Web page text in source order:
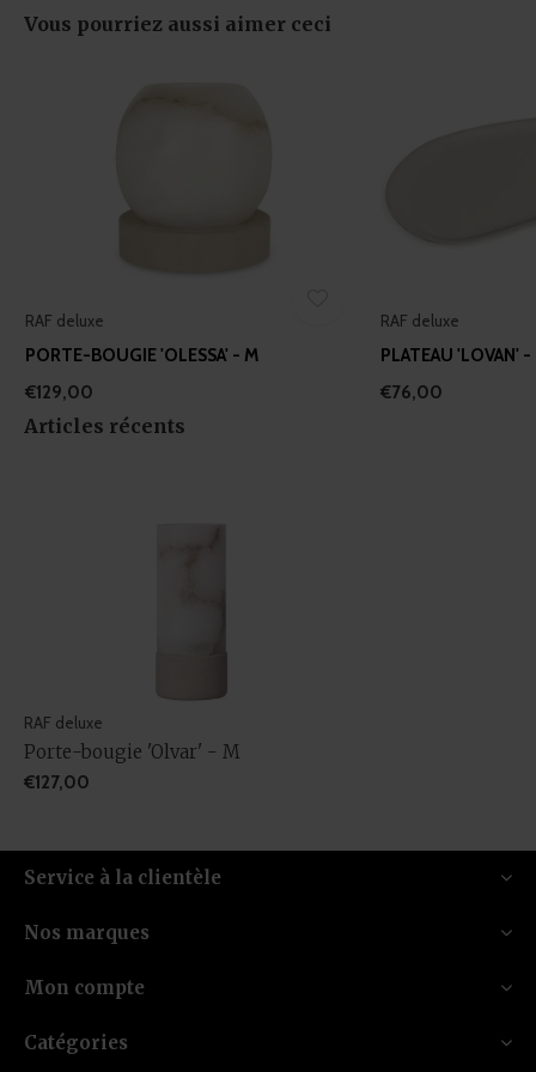
Vous pourriez aussi aimer ceci
RAF deluxe
PORTE-BOUGIE 'OLESSA' - M
€129,00
RAF deluxe
PLATEAU 'LOVAN' -
€76,00
Articles récents
RAF deluxe
Porte-bougie 'Olvar' - M
€127,00
Service à la clientèle
Nos marques
Mon compte
Catégories